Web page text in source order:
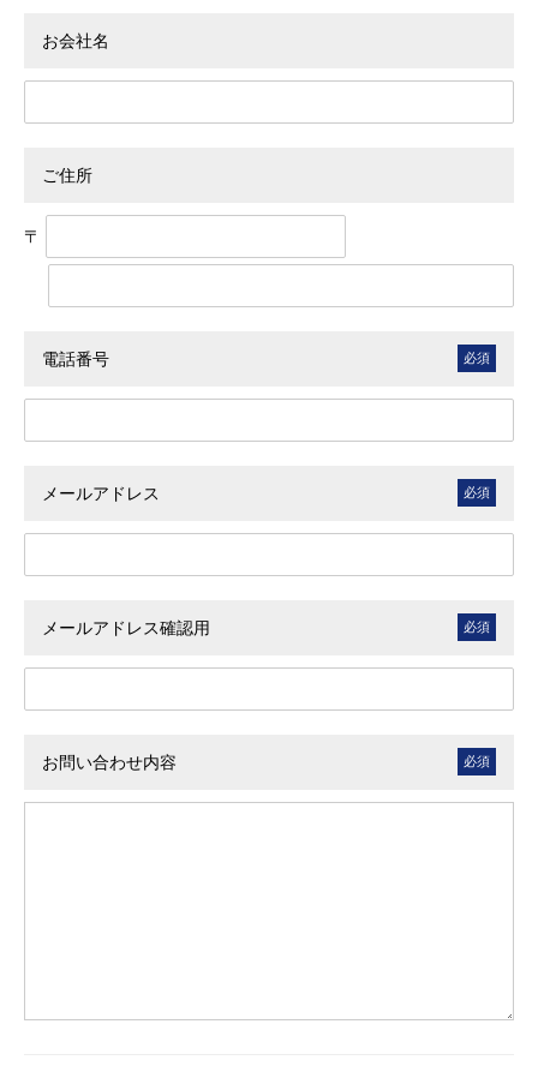
お会社名
ご住所
〒
電話番号
メールアドレス
メールアドレス確認用
お問い合わせ内容